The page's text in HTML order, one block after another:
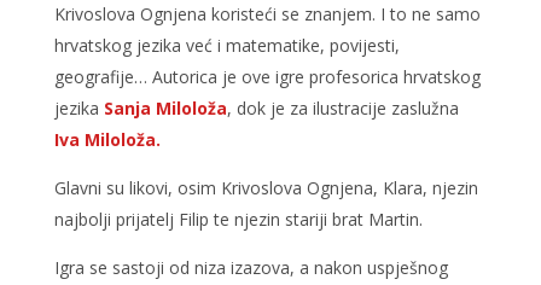
Krivoslova Ognjena koristeći se znanjem. I to ne samo
hrvatskog jezika već i matematike, povijesti,
geografije… Autorica je ove igre profesorica hrvatskog
jezika Sanja Miloloža, dok je za ilustracije zaslužna
Iva Miloloža.
Glavni su likovi, osim Krivoslova Ognjena, Klara, njezin
najbolji prijatelj Filip te njezin stariji brat Martin.
Igra se sastoji od niza izazova, a nakon uspješnog